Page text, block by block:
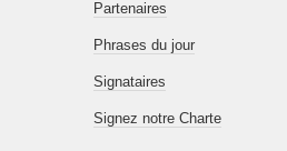
Partenaires
Phrases du jour
Signataires
Signez notre Charte